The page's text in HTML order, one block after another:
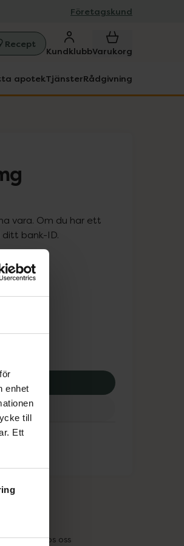
enhet
till
Ett
Företagskund
Recept
KundklubbVarukorg
apotekTjänsterRådgivning
vara. Om du har ett
bank-ID.
Jobba hos oss